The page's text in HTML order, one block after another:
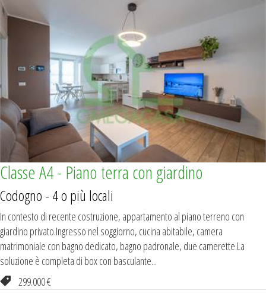
Classe A4 - Piano terra con giardino
Codogno - 4 o più locali
In contesto di recente costruzione, appartamento al piano terreno con
giardino privato.Ingresso nel soggiorno, cucina abitabile, camera
matrimoniale con bagno dedicato, bagno padronale, due camerette.La
soluzione è completa di box con basculante...
299.000 €